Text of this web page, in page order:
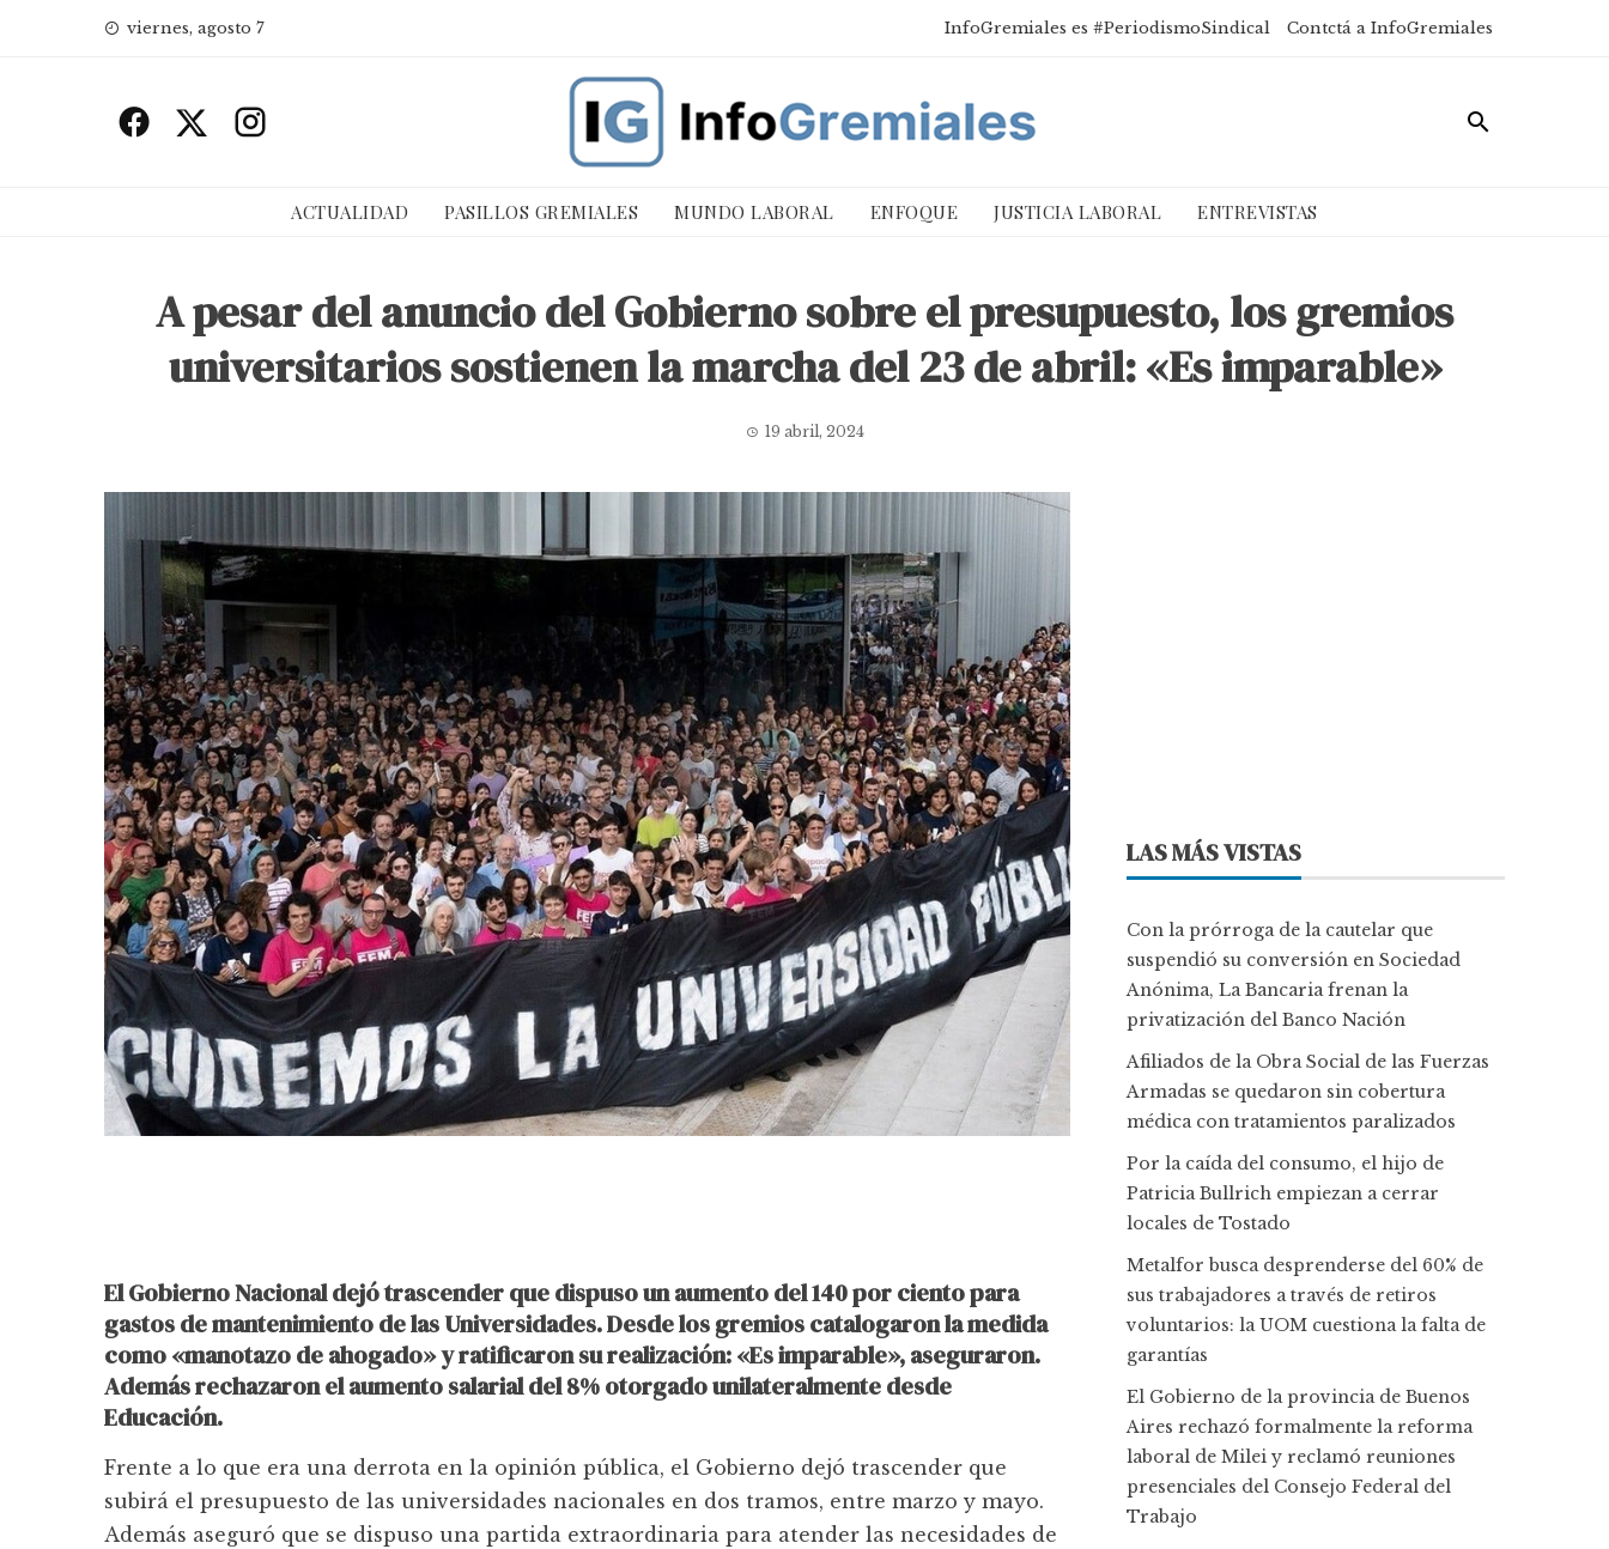
viernes, agosto 7 InfoGremiales es #PeriodismoSindical Contctá a InfoGremiales
ACTUALIDAD PASILLOS GREMIALES MUNDO LABORAL ENFOQUE JUSTICIA LABORAL ENTREVISTAS
A pesar del anuncio del Gobierno sobre el presupuesto, los gremios
universitarios sostienen la marcha del 23 de abril: «Es imparable»
19 abril, 2024
El Gobierno Nacional dejó trascender que dispuso un aumento del 140 por ciento para
gastos de mantenimiento de las Universidades. Desde los gremios catalogaron la medida
como «manotazo de ahogado» y ratificaron su realización: «Es imparable», aseguraron.
Además rechazaron el aumento salarial del 8% otorgado unilateralmente desde
Educación.
Frente a lo que era una derrota en la opinión pública, el Gobierno dejó trascender que
subirá el presupuesto de las universidades nacionales en dos tramos, entre marzo y mayo.
Además aseguró que se dispuso una partida extraordinaria para atender las necesidades de
LAS MÁS VISTAS
Con la prórroga de la cautelar que
suspendió su conversión en Sociedad
Anónima, La Bancaria frenan la
privatización del Banco Nación
Afiliados de la Obra Social de las Fuerzas
Armadas se quedaron sin cobertura
médica con tratamientos paralizados
Por la caída del consumo, el hijo de
Patricia Bullrich empiezan a cerrar
locales de Tostado
Metalfor busca desprenderse del 60% de
sus trabajadores a través de retiros
voluntarios: la UOM cuestiona la falta de
garantías
El Gobierno de la provincia de Buenos
Aires rechazó formalmente la reforma
laboral de Milei y reclamó reuniones
presenciales del Consejo Federal del
Trabajo